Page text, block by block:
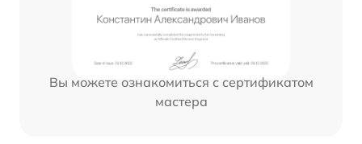
Вы можете ознакомиться с сертификатом
мастера